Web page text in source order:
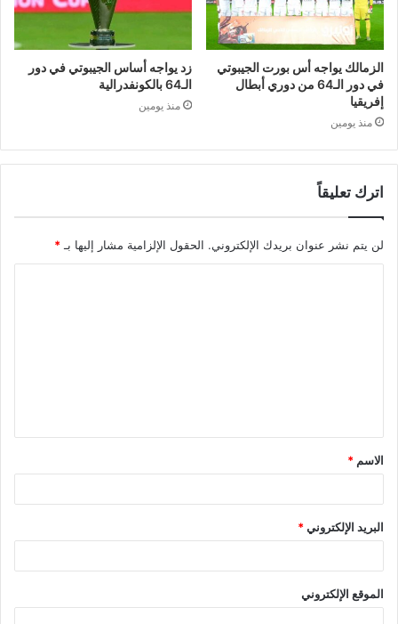
الزمالك يواجه أس بورت الجيبوتي
في دور الـ64 من دوري أبطال
إفريقيا
منذ يومين
زد يواجه أساس الجيبوتي في دور
الـ64 بالكونفدرالية
منذ يومين
اترك تعليقاً
لن يتم نشر عنوان بريدك الإلكتروني. الحقول الإلزامية مشار إليها بـ *
الاسم *
البريد الإلكتروني*
الموقع الإلكتروني